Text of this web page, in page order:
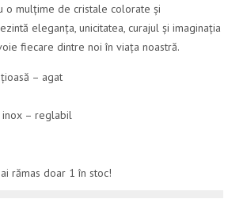
o mulțime de cristale colorate și
eleganța, unicitatea, curajul și imaginația
fiecare dintre noi în viața noastră.
– agat
inox – reglabil
rămas doar 1 în stoc!